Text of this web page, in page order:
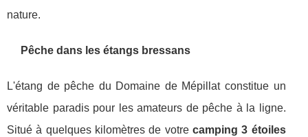
nature.
Pêche dans les étangs bressans
L'étang de pêche du Domaine de Mépillat constitue un
véritable paradis pour les amateurs de pêche à la ligne.
Situé à quelques kilomètres de votre camping 3 étoiles